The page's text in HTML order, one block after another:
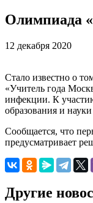
Олимпиада
12 декабря 2020
Стало известно о
«Учитель года
инфекции. К
образования и
Сообщается, что
предусматривает
Другие